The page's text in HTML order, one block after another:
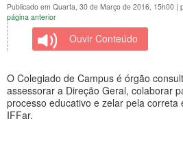
Publicado em Quarta, 30 de Março de 2016, 15h00 |
página anterior
Ouvir Conteúdo
O Colegiado de Campus é órgão
assessorar a Direção Geral, colaborar
processo educativo e zelar pela correta
IFFar.